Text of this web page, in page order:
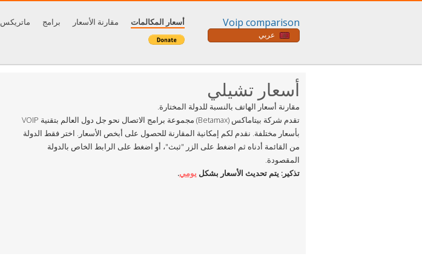
Voip comparison
عربي
أسعار المكالمات مقارنة الأسعار برامج ماتريكس
أسعار تشيلي
مقارنة أسعار الهاتف بالنسبة للدولة المختارة.
تقدم شركة بيتاماكس (Betamax) مجموعة برامج الاتصال نحو جل دول العالم بتقنية VOIP
بأسعار مختلفة. نقدم لكم إمكانية المقارنة للحصول على أبخص الأسعار. اختر فقط الدولة
من القائمة أدناه ثم اضغط على الزر "ثبث"، أو اضغط على الرابط الخاص بالدولة
المقصودة.
تذكير: يتم تحديث الأسعار بشكل يومي.